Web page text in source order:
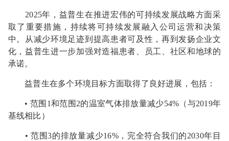
2025年，益普生在推进宏伟的可持续发展战略方面采
取了重要措施，持续将可持续发展融入公司运营和决策
中。从减少环境足迹到提高患者可及性，再到发扬企业文
化，益普生进一步加强对造福患者、员工、社区和地球的
承诺。
益普生在多个环境目标方面取得了良好进展，包括：
• 范围1和范围2的温室气体排放量减少54%（与2019年
基线相比）
• 范围3的排放量减少16%，完全符合我们的2030年目